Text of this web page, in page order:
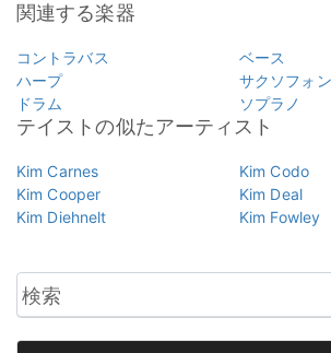
関連する楽器
コントラバス
ベース
ハープ
サクソフォン
ドラム
ソプラノ
テイストの似たアーティスト
Kim Carnes
Kim Codo
Kim Cooper
Kim Deal
Kim Diehnelt
Kim Fowley